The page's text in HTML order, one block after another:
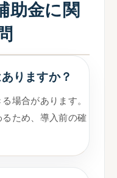
助金に関
りますか？
場合があります。
ため、導入前の確